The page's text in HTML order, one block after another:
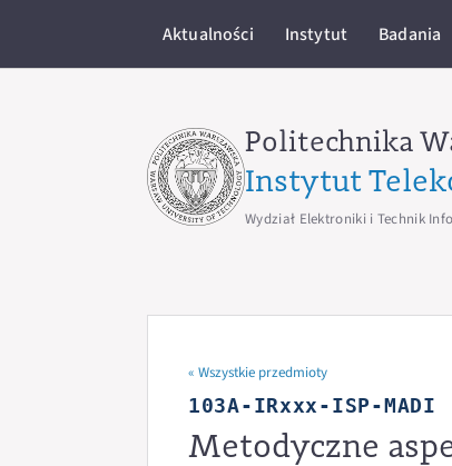
Aktualności Instytut Badania
Politechnika
Instytut
Wydział Elektroniki i Technik
« Wszystkie przedmioty
103A-IRxxx-ISP-MADI
Metodyczne